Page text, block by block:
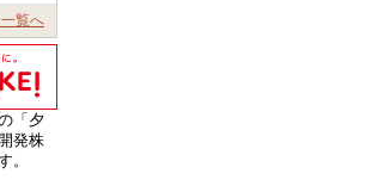
覧へ
「夕
発株
。